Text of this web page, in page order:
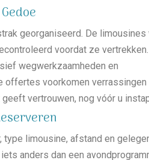
georganiseerd. De limousines
voordat ze
wegwerkzaamheden en
offertes voorkomen verrassingen
vertrouwen, nog vóór u
type limousine, afstand en
anders dan een